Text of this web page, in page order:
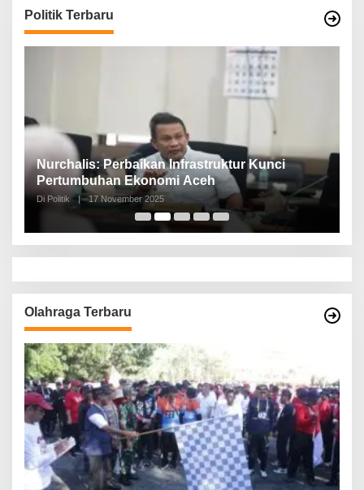
Politik Terbaru
Nurchalis: Perbaikan Infrastruktur Kunci
Pertumbuhan Ekonomi Aceh
Di Politik | 17 November 2025
Olahraga Terbaru